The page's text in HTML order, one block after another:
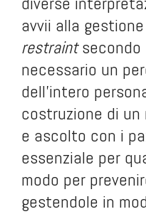
avvii alla
restraintsecondo
necessario un
dell’intero
costruzione di
e ascolto con i
essenziale per
modo per
gestendole in